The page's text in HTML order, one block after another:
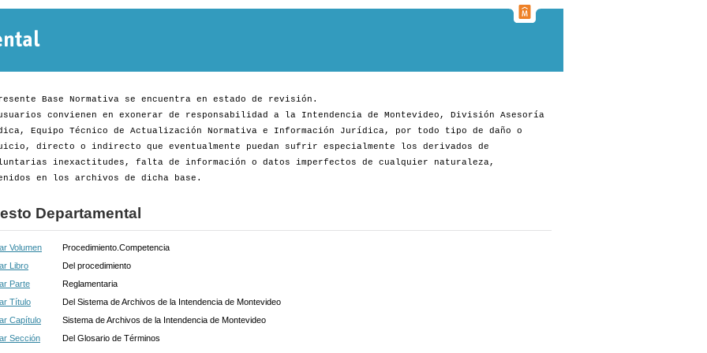
Base Normativa se encuentra en estado de revisión.
convienen en exonerar de responsabilidad a la Intendencia de Montevideo, División Asesoría
Equipo Técnico de Actualización Normativa e Información Jurídica, por todo tipo de daño o
directo o indirecto que eventualmente puedan sufrir especialmente los derivados de
inexactitudes, falta de información o datos imperfectos de cualquier naturaleza,
en los archivos de dicha base.
Departamental
Volumen
Procedimiento.Competencia
Libro
Del procedimiento
Parte
Reglamentaria
Título
Del Sistema de Archivos de la Intendencia de Montevideo
Capítulo
Sistema de Archivos de la Intendencia de Montevideo
Sección
Del Glosario de Términos